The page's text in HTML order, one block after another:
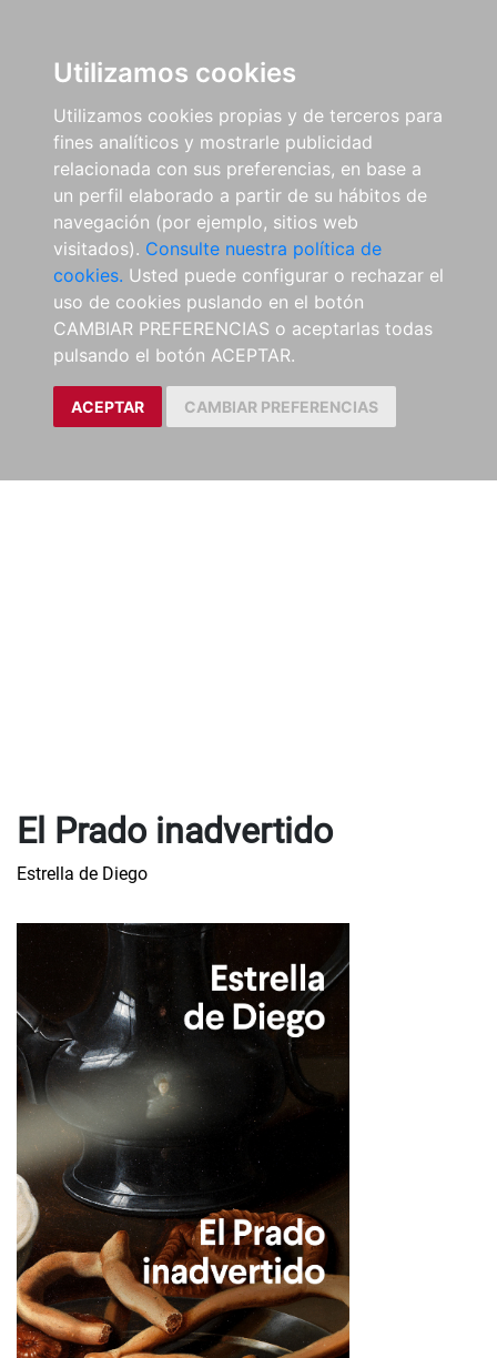
Utilizamos cookies
Utilizamos cookies propias y de terceros para
fines analíticos y mostrarle publicidad
relacionada con sus preferencias, en base a
un perfil elaborado a partir de su hábitos de
navegación (por ejemplo, sitios web
visitados). Consulte nuestra política de
cookies. Usted puede configurar o rechazar el
uso de cookies puslando en el botón
CAMBIAR PREFERENCIAS o aceptarlas todas
pulsando el botón ACEPTAR.
ACEPTAR CAMBIAR PREFERENCIAS
El Prado inadvertido
Estrella de Diego